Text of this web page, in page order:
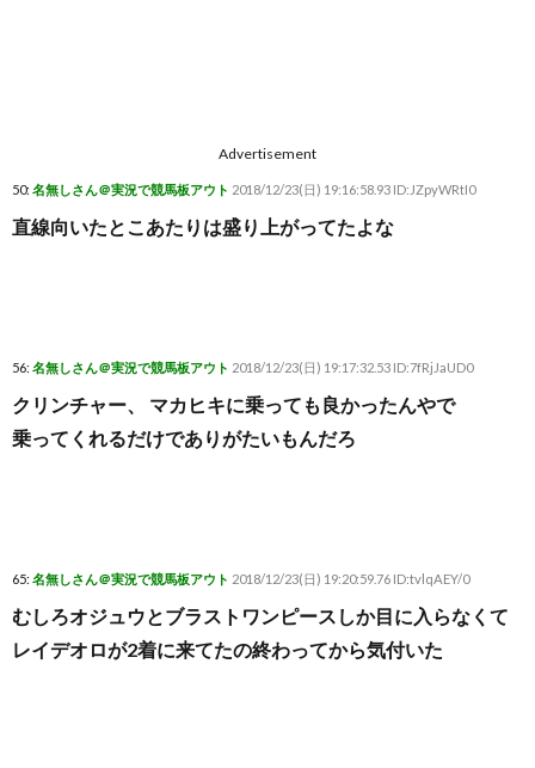
Advertisement
50: 名無しさん＠実況で競馬板アウト 2018/12/23(日) 19:16:58.93 ID:JZpyWRtI0
直線向いたとこあたりは盛り上がってたよな
56: 名無しさん＠実況で競馬板アウト 2018/12/23(日) 19:17:32.53 ID:7fRjJaUD0
クリンチャー、 マカヒキに乗っても良かったんやで
乗ってくれるだけでありがたいもんだろ
65: 名無しさん＠実況で競馬板アウト 2018/12/23(日) 19:20:59.76 ID:tvlqAEY/0
むしろオジュウとブラストワンピースしか目に入らなくて
レイデオロが2着に来てたの終わってから気付いた